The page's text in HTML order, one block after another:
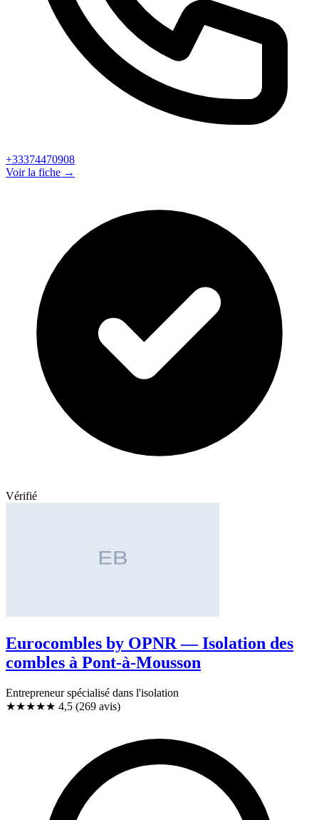
+33374470908
Voir la fiche →
Vérifié
Eurocombles by OPNR — Isolation des
combles à Pont-à-Mousson
Entrepreneur spécialisé dans l'isolation
★★★★★ 4,5 (269 avis)